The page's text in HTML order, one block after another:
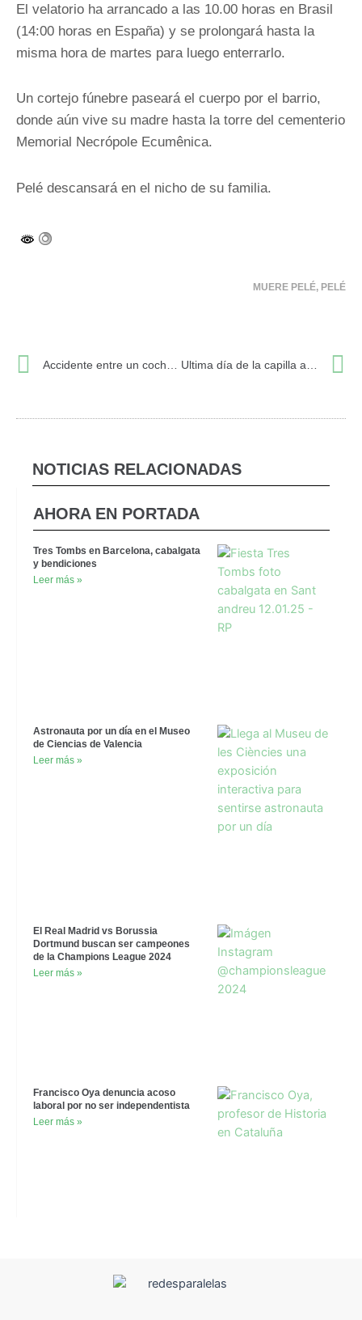
El velatorio ha arrancado a las 10.00 horas en Brasil
(14:00 horas en España) y se prolongará hasta la
misma hora de martes para luego enterrarlo.
Un cortejo fúnebre paseará el cuerpo por el barrio,
donde aún vive su madre hasta la torre del cementerio
Memorial Necrópole Ecumênica.
Pelé descansará en el nicho de su familia.
MUERE PELÉ, PELÉ
Accidente entre un coche y una moto en Sant Gervasi-Galvany Ultima día de la capilla ardiente de Benedicto XVI
NOTICIAS RELACIONADAS
AHORA EN PORTADA
Tres Tombs en Barcelona, cabalgata
y bendiciones
Leer más »
Astronauta por un día en el Museo
de Ciencias de Valencia
Leer más »
El Real Madrid vs Borussia
Dortmund buscan ser campeones
de la Champions League 2024
Leer más »
Francisco Oya denuncia acoso
laboral por no ser independentista
Leer más »